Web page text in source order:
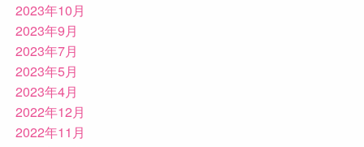
2023年10月
2023年9月
2023年7月
2023年5月
2023年4月
2022年12月
2022年11月